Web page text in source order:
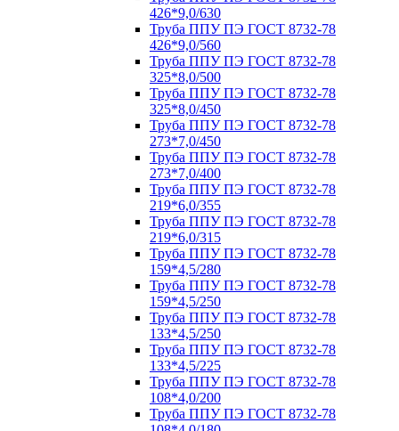
426*9,0/630
Труба ППУ ПЭ ГОСТ 8732-78
426*9,0/560
Труба ППУ ПЭ ГОСТ 8732-78
325*8,0/500
Труба ППУ ПЭ ГОСТ 8732-78
325*8,0/450
Труба ППУ ПЭ ГОСТ 8732-78
273*7,0/450
Труба ППУ ПЭ ГОСТ 8732-78
273*7,0/400
Труба ППУ ПЭ ГОСТ 8732-78
219*6,0/355
Труба ППУ ПЭ ГОСТ 8732-78
219*6,0/315
Труба ППУ ПЭ ГОСТ 8732-78
159*4,5/280
Труба ППУ ПЭ ГОСТ 8732-78
159*4,5/250
Труба ППУ ПЭ ГОСТ 8732-78
133*4,5/250
Труба ППУ ПЭ ГОСТ 8732-78
133*4,5/225
Труба ППУ ПЭ ГОСТ 8732-78
108*4,0/200
Труба ППУ ПЭ ГОСТ 8732-78